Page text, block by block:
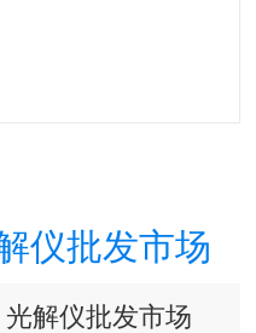
仪批发市场
解仪批发市场